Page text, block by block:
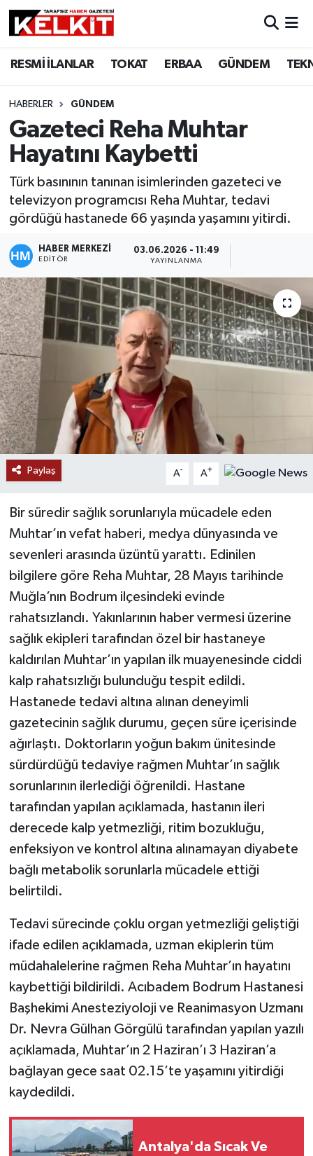
RESMİ İLANLAR TOKAT ERBAA GÜNDEM
HABERLER GÜNDEM
Gazeteci Reha Muhtar
Hayatını Kaybetti
Türk basınının tanınan isimlerinden gazeteci ve
televizyon programcısı Reha Muhtar, tedavi
gördüğü hastanede 66 yaşında yaşamını yitirdi.
HABER MERKEZİ
EDITÖR
03.06.2026 - 11:49
YAYINLANMA
Paylaş A- A+
Bir süredir sağlık sorunlarıyla mücadele eden
Muhtar’ın vefat haberi, medya dünyasında ve
sevenleri arasında üzüntü yarattı. Edinilen
bilgilere göre Reha Muhtar, 28 Mayıs tarihinde
Muğla’nın Bodrum ilçesindeki evinde
rahatsızlandı. Yakınlarının haber vermesi üzerine
sağlık ekipleri tarafından özel bir hastaneye
kaldırılan Muhtar’ın yapılan ilk muayenesinde ciddi
kalp rahatsızlığı bulunduğu tespit edildi.
Hastanede tedavi altına alınan deneyimli
gazetecinin sağlık durumu, geçen süre içerisinde
ağırlaştı. Doktorların yoğun bakım ünitesinde
sürdürdüğü tedaviye rağmen Muhtar’ın sağlık
sorunlarının ilerlediği öğrenildi. Hastane
tarafından yapılan açıklamada, hastanın ileri
derecede kalp yetmezliği, ritim bozukluğu,
enfeksiyon ve kontrol altına alınamayan diyabete
bağlı metabolik sorunlarla mücadele ettiği
belirtildi.
Tedavi sürecinde çoklu organ yetmezliği geliştiği
ifade edilen açıklamada, uzman ekiplerin tüm
müdahalelerine rağmen Reha Muhtar’ın hayatını
kaybettiği bildirildi. Acıbadem Bodrum Hastanesi
Başhekimi Anesteziyoloji ve Reanimasyon Uzmanı
Dr. Nevra Gülhan Görgülü tarafından yapılan yazılı
açıklamada, Muhtar’ın 2 Haziran’ı 3 Haziran’a
bağlayan gece saat 02.15’te yaşamını yitirdiği
kaydedildi.
Antalya'da Sıcak Ve